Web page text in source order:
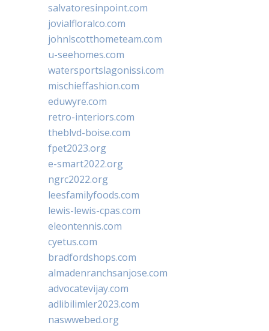
salvatoresinpoint.com
jovialfloralco.com
johnlscotthometeam.com
u-seehomes.com
watersportslagonissi.com
mischieffashion.com
eduwyre.com
retro-interiors.com
theblvd-boise.com
fpet2023.org
e-smart2022.org
ngrc2022.org
leesfamilyfoods.com
lewis-lewis-cpas.com
eleontennis.com
cyetus.com
bradfordshops.com
almadenranchsanjose.com
advocatevijay.com
adlibilimler2023.com
naswwebed.org